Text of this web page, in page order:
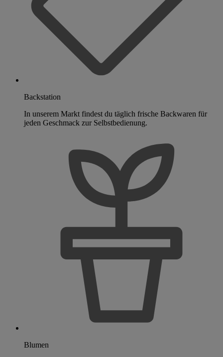
Backstation
In unserem Markt findest du täglich frische Backwaren für
jeden Geschmack zur Selbstbedienung.
Blumen